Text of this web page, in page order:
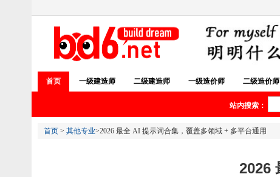
首页 一级建造师 二级建造师 一级造价师 二级造价师
站内搜索：
首页 > 其他专业>2026 最全 AI 提示词合集，覆盖多领域 + 多平台通用
2026